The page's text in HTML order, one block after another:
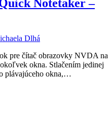
Notetaker –
Dlhá
pre čítač obrazovky NVDA na
okna. Stlačením jedinej
plávajúceho okna,…